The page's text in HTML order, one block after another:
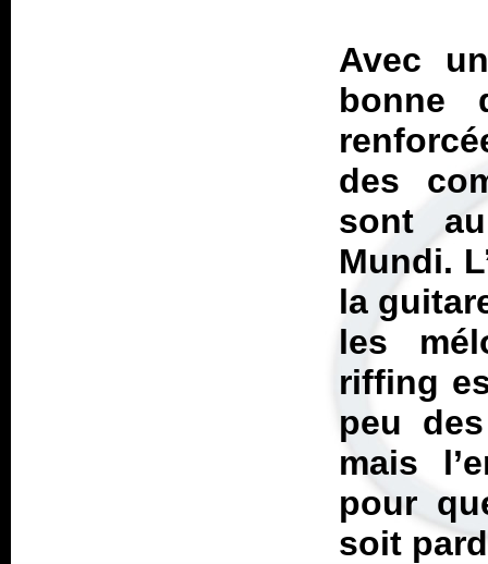
Avec
bonne
des
sont
Mundi.
la
les
riffing
peu
mais
pour
soit